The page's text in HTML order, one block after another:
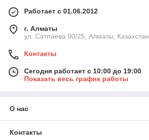
Работает с 01.06.2012
г. Алматы
ул. Сатпаева 90/25, Алматы, Казахстан
Контакты
Сегодня работает с 10:00 до 19:00
Показать весь график работы
О нас
Контакты